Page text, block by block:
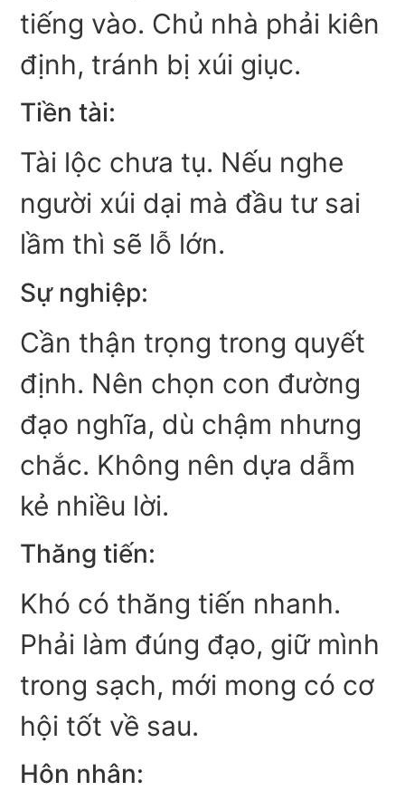
tiếng vào. Chủ nhà phải kiên
định, tránh bị xúi giục.
Tiền tài:
Tài lộc chưa tụ. Nếu nghe
người xúi dại mà đầu tư sai
lầm thì sẽ lỗ lớn.
Sự nghiệp:
Cần thận trọng trong quyết
định. Nên chọn con đường
đạo nghĩa, dù chậm nhưng
chắc. Không nên dựa dẫm
kẻ nhiều lời.
Thăng tiến:
Khó có thăng tiến nhanh.
Phải làm đúng đạo, giữ mình
trong sạch, mới mong có cơ
hội tốt về sau.
Hôn nhân: